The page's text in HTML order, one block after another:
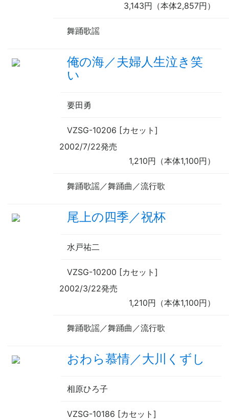
3,143円（本体2,857円）
舞踊歌謡
俺の海／夫婦人生泣き笑
い
要田勇
VZSG-10206 [カセット]
2002/7/22発売
1,210円（本体1,100円）
舞踊歌謡／舞踊曲／流行歌
尾上の四季／祝杯
水戸祐二
VZSG-10200 [カセット]
2002/3/22発売
1,210円（本体1,100円）
舞踊歌謡／舞踊曲／流行歌
おわら慕情／大川くずし
相原ひろ子
VZSG-10186 [カセット]